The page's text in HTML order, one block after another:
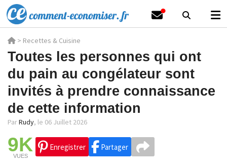
> Recettes & Cuisine
Toutes les personnes qui ont
du pain au congélateur sont
invités à prendre connaissance
de cette information
ParRudy, le 06 Juillet 2026
9K
VUES
Enregistrer Partager